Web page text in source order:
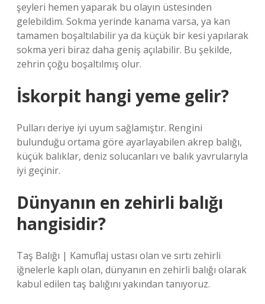
şeyleri hemen yaparak bu olayın üstesinden
gelebildim. Sokma yerinde kanama varsa, ya kan
tamamen boşaltılabilir ya da küçük bir kesi yapılarak
sokma yeri biraz daha geniş açılabilir. Bu şekilde,
zehrin çoğu boşaltılmış olur.
İskorpit hangi yeme gelir?
Pulları deriye iyi uyum sağlamıştır. Rengini
bulunduğu ortama göre ayarlayabilen akrep balığı,
küçük balıklar, deniz solucanları ve balık yavrularıyla
iyi geçinir.
Dünyanın en zehirli balığı
hangisidir?
Taş Balığı | Kamuflaj ustası olan ve sırtı zehirli
iğnelerle kaplı olan, dünyanın en zehirli balığı olarak
kabul edilen taş balığını yakından tanıyoruz.